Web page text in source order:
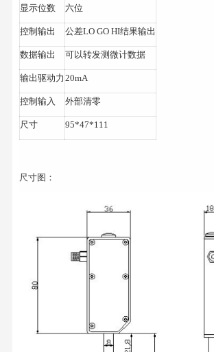
显示位数 六位
控制输出 公差LO GO HI结果输出
数据输出 可以转发测微计数据
输出驱动力 20mA
控制输入 外部清零
尺寸 95*47*111
尺寸图：